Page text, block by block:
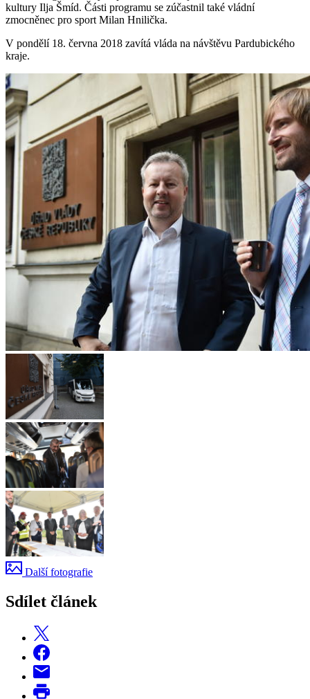
kultury Ilja Šmíd. Části programu se zúčastnil také vládní
zmocněnec pro sport Milan Hnilička.
V pondělí 18. června 2018 zavítá vláda na návštěvu Pardubického
kraje.
Další fotografie
Sdílet článek